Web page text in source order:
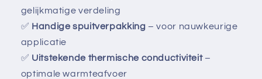
gelijkmatige verdeling
✅ Handige spuitverpakking – voor nauwkeurige
applicatie
✅ Uitstekende thermische conductiviteit–
optimale warmteafvoer